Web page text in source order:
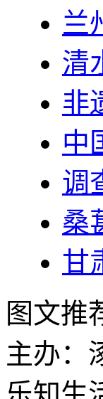
兰
清
非
中
调
桑
甘
图文推
主办：